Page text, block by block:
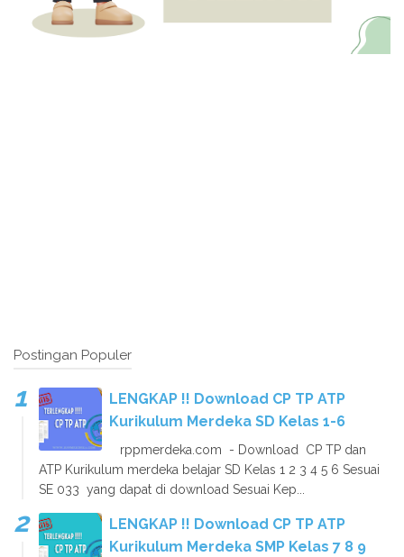
Postingan Populer
LENGKAP !! Download CP TP ATP
Kurikulum Merdeka SD Kelas 1-6
rppmerdeka.com - Download CP TP dan
ATP Kurikulum merdeka belajar SD Kelas 1 2 3 4 5 6 Sesuai
SE 033 yang dapat di download Sesuai Kep...
LENGKAP !! Download CP TP ATP
Kurikulum Merdeka SMP Kelas 7 8 9